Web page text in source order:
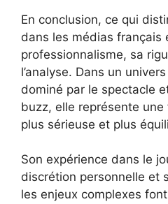
En conclusion, ce qui
dans les médias français
professionnalisme, sa
l’analyse. Dans un
dominé par le spectacle
buzz, elle représente
plus sérieuse et plus
Son expérience dans le
discrétion personnelle et
les enjeux complexes